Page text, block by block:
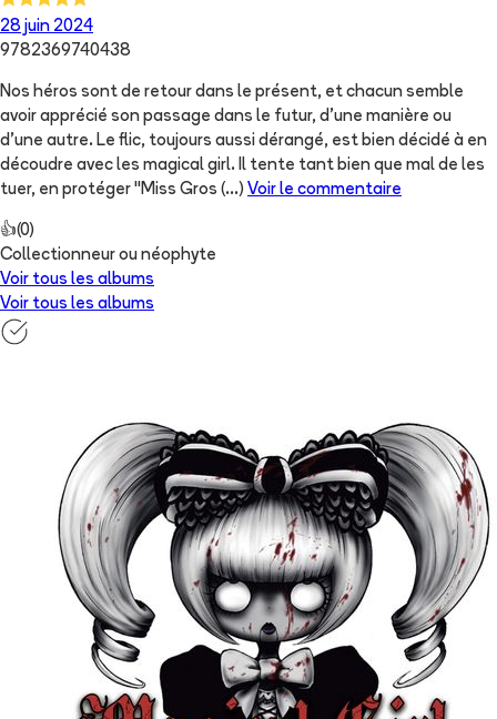
28 juin 2024
9782369740438
Nos héros sont de retour dans le présent, et chacun semble
avoir apprécié son passage dans le futur, d'une manière ou
d'une autre. Le flic, toujours aussi dérangé, est bien décidé à en
découdre avec les magical girl. Il tente tant bien que mal de les
tuer, en protéger "Miss Gros (...) Voir le commentaire
👍(0)
Collectionneur ou néophyte
Voir tous les albums
Voir tous les albums